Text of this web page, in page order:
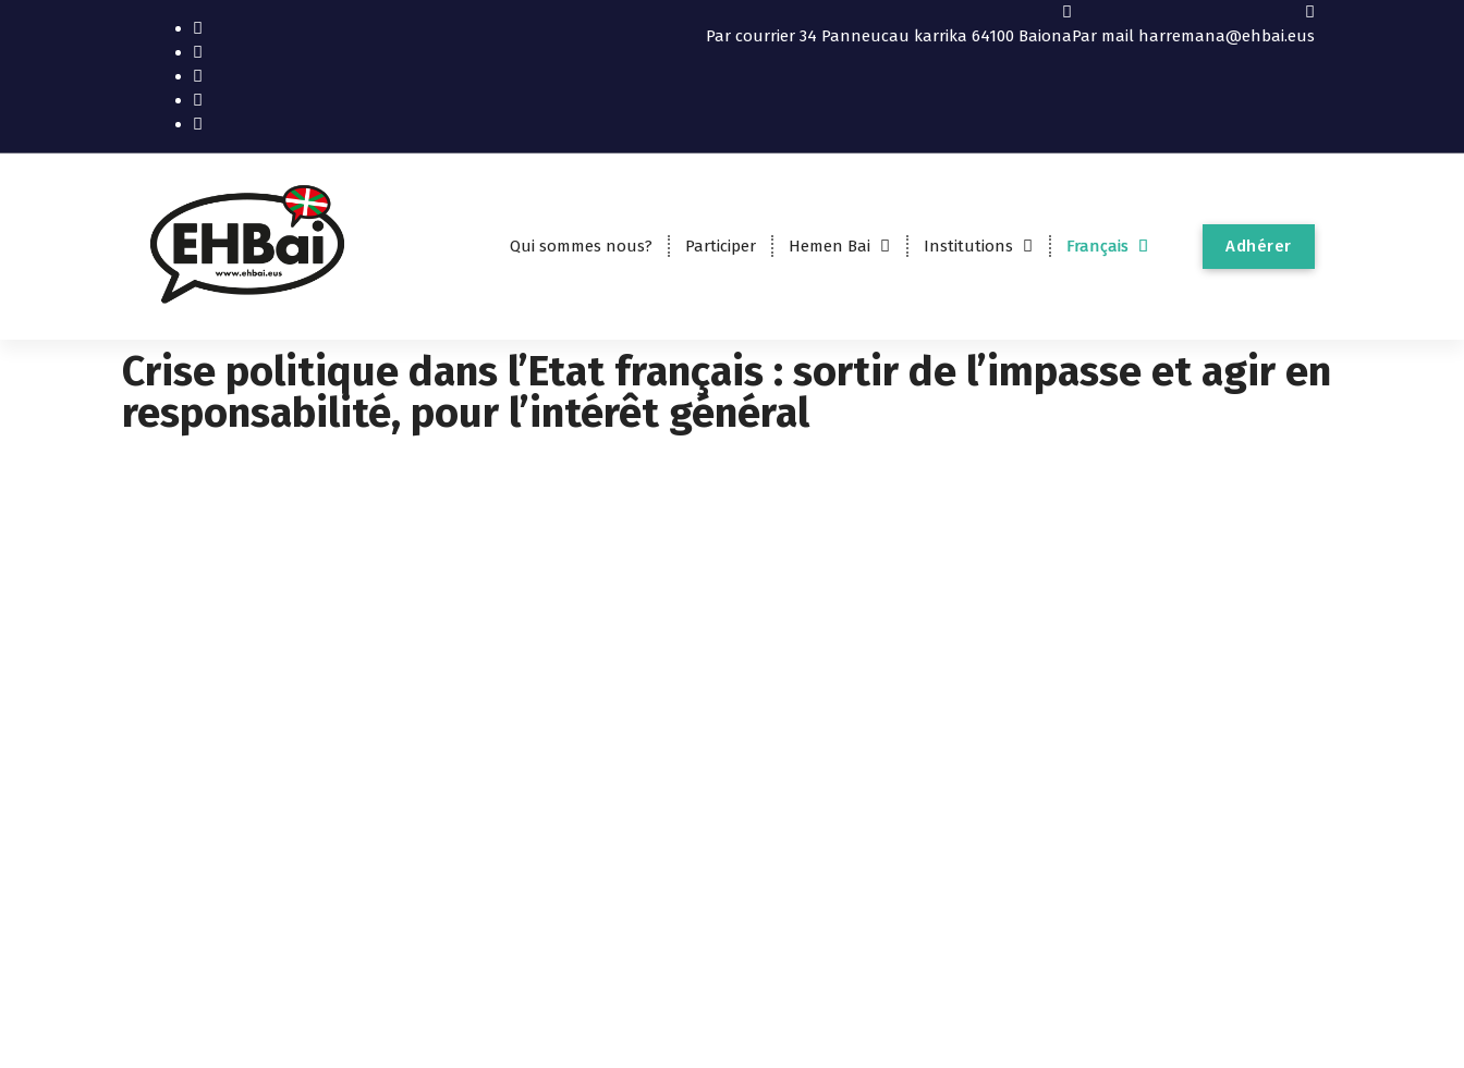
Par courrier 34 Panneucau karrika 64100 BaionaPar mail harremana@ehbai.eus
Qui sommes nous? Participer Hemen Bai Institutions Français Adhérer
Crise politique dans l’Etat français : sortir de l’impasse et agir en
responsabilité, pour l’intérêt général